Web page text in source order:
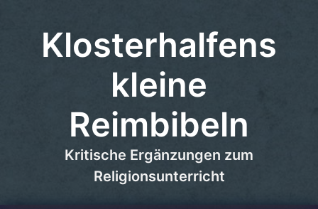
springenKlosterhalfens
kleine
Reimbibeln
Kritische Ergänzungen zum
Religionsunterricht